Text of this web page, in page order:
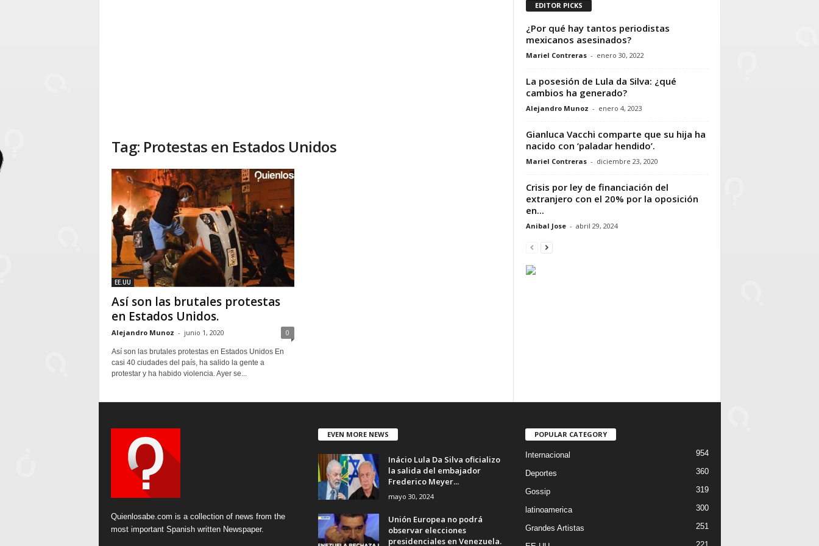
Tag: Protestas en Estados Unidos
EE.UU
Así son las brutales protestas
en Estados Unidos.
Alejandro Munoz - junio 1, 2020 0
Así son las brutales protestas en Estados Unidos En
casi 40 ciudades del país, ha salido la gente a
protestar y ha habido violencia. Ayer se...
EDITOR PICKS
¿Por qué hay tantos periodistas
mexicanos asesinados?
Mariel Contreras - enero 30, 2022
La posesión de Lula da Silva: ¿qué
cambios ha generado?
Alejandro Munoz - enero 4, 2023
Gianluca Vacchi comparte que su hija ha
nacido con ‘paladar hendido’.
Mariel Contreras - diciembre 23, 2020
Crisis por ley de financiación del
extranjero con el 20% por la oposición
en...
Anibal Jose - abril 29, 2024
Quienlosabe.com is a collection of news from the
most important Spanish written Newspaper.
EVEN MORE NEWS
Inácio Lula Da Silva oficializo
la salida del embajador
Frederico Meyer...
mayo 30, 2024
Unión Europea no podrá
observar elecciones
presidenciales en Venezuela.
POPULAR CATEGORY
Internacional 954
Deportes 360
Gossip 319
latinoamerica 300
Grandes Artistas 251